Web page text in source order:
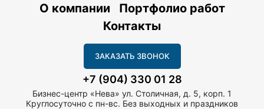
О компании
Портфолио работ
Контакты
ЗАКАЗАТЬ ЗВОНОК
+7 (904) 330 01 28
Бизнес-центр «Нева» ул. Столичная, д. 5, корп. 1
Круглосуточно с пн-вс. Без выходных и праздников